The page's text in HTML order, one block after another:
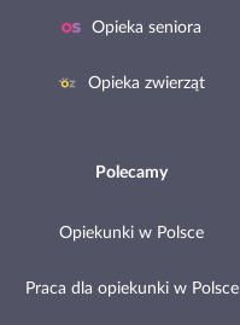
Opieka seniora
Opieka zwierząt
Polecamy
Opiekunki w Polsce
Praca dla opiekunki w Polsce